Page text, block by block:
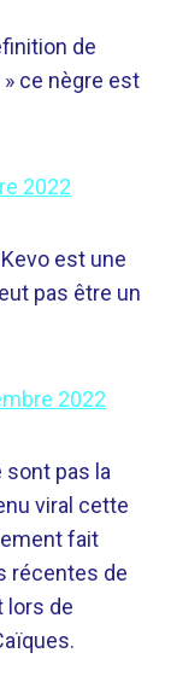
de
» ce nègre est
2022
est une
pas être un
2022
sont pas la
viral cette
fait
récentes de
lors de